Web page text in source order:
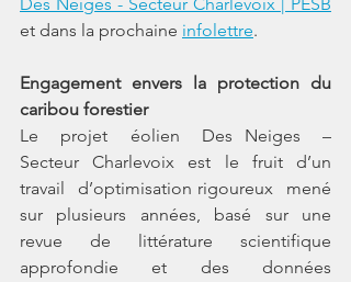
et dans la prochaine infolettre.
Engagement envers la protection du
caribou forestier
Le  projet  éolien  Des Neiges  –
Secteur  Charlevoix  est  le  fruit  d’un
travail  d’optimisation rigoureux  mené
sur  plusieurs  années,  basé  sur  une
revue  de  littérature  scientifique
approfondie  et  des  données